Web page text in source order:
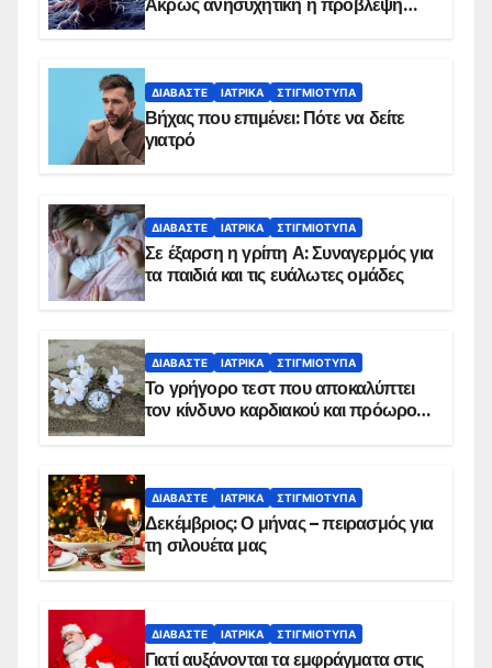
Άκρως ανησυχητική η πρόβλεψη…
ΔΙΑΒΆΣΤΕ ΙΑΤΡΙΚΆ ΣΤΙΓΜΙΌΤΥΠΑ
Βήχας που επιμένει: Πότε να δείτε
γιατρό
ΔΙΑΒΆΣΤΕ ΙΑΤΡΙΚΆ ΣΤΙΓΜΙΌΤΥΠΑ
Σε έξαρση η γρίπη Α: Συναγερμός για
τα παιδιά και τις ευάλωτες ομάδες
ΔΙΑΒΆΣΤΕ ΙΑΤΡΙΚΆ ΣΤΙΓΜΙΌΤΥΠΑ
Το γρήγορο τεστ που αποκαλύπτει
τον κίνδυνο καρδιακού και πρόωρου
ΔΙΑΒΆΣΤΕ ΙΑΤΡΙΚΆ ΣΤΙΓΜΙΌΤΥΠΑ
Δεκέμβριος: Ο μήνας – πειρασμός για
τη σιλουέτα μας
ΔΙΑΒΆΣΤΕ ΙΑΤΡΙΚΆ ΣΤΙΓΜΙΌΤΥΠΑ
Γιατί αυξάνονται τα εμφράγματα στις